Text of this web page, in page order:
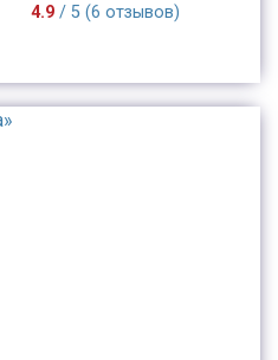
4.9/ 5 (6 отзывов)